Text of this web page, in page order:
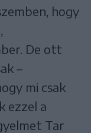
hogy
De ott
–
mi csak
ezzel a
Tar